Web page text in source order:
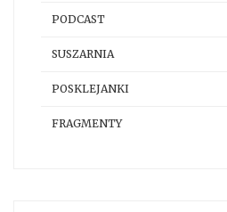
PODCAST
SUSZARNIA
POSKLEJANKI
FRAGMENTY